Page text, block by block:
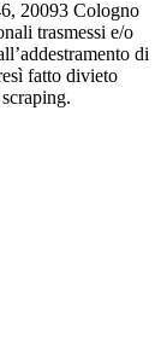
20093 Cologno
trasmessi e/o
di
fatto divieto